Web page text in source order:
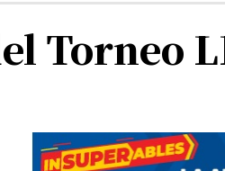
Torneo